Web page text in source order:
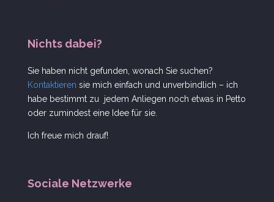
Nichts dabei?
Sie haben nicht gefunden, wonach Sie suchen?
Kontaktieren sie mich einfach und unverbindlich – ich
habe bestimmt zu jedem Anliegen noch etwas in Petto
oder zumindest eine Idee für sie.
Ich freue mich drauf!
Sociale Netzwerke